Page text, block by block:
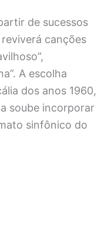
de sucessos
canções
A escolha
dos anos 1960,
soube incorporar
sinfônico do